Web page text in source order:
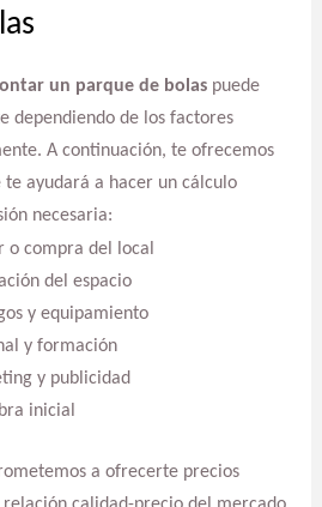
un parque de bolaspuede
dependiendo de los factores
A continuación, te ofrecemos
te ayudará a hacer un cálculo
necesaria:
o compra del local
del espacio
y equipamiento
y formación
y publicidad
inicial
a ofrecerte precios